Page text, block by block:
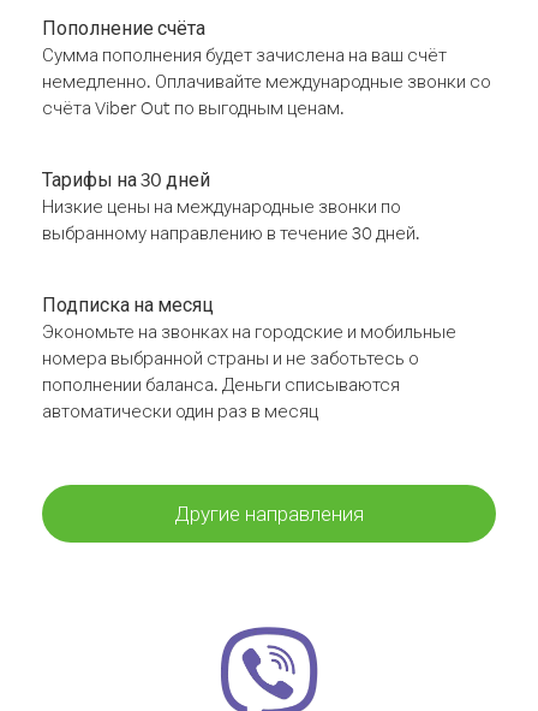
Пополнение счёта
Сумма пополнения будет зачислена на ваш счёт
немедленно. Оплачивайте международные звонки со
счёта Viber Out по выгодным ценам.
Тарифы на 30 дней
Низкие цены на международные звонки по
выбранному направлению в течение 30 дней.
Подписка на месяц
Экономьте на звонках на городские и мобильные
номера выбранной страны и не заботьтесь о
пополнении баланса. Деньги списываются
автоматически один раз в месяц
Другие направления